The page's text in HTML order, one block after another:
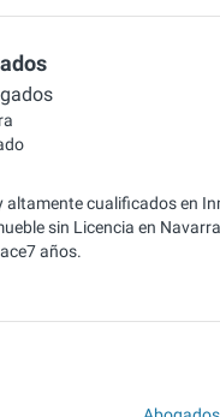
cualificados en
sin Licencia en
años.